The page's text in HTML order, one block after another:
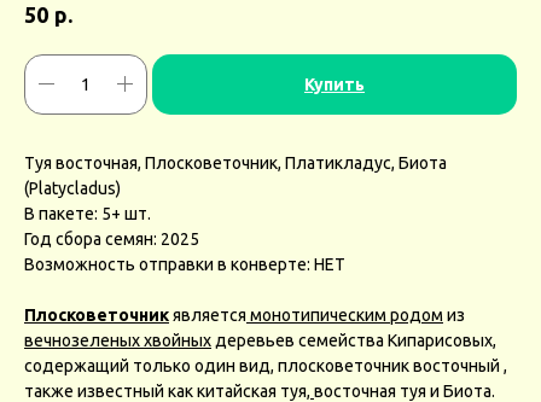
50 р.
Купить
Туя восточная, Плосковеточник, Платикладус, Биота
(Platycladus)
В пакете: 5+ шт.
Год сбора семян: 2025
Возможность отправки в конверте: НЕТ
Плосковеточникявляется монотипическим родом из
вечнозеленыххвойных деревьев семейства Кипарисовых,
содержащий только один вид, плосковеточник восточный ,
также известный как китайская туя, восточная туя и Биота.